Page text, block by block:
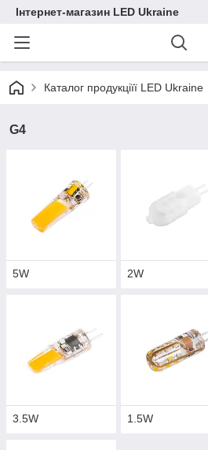
Інтернет-магазин LED Ukraine
Каталог продукціїї LED Ukraine
G4
5W 2W
3.5W 1.5W